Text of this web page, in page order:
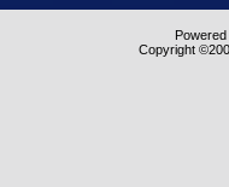
Copyright